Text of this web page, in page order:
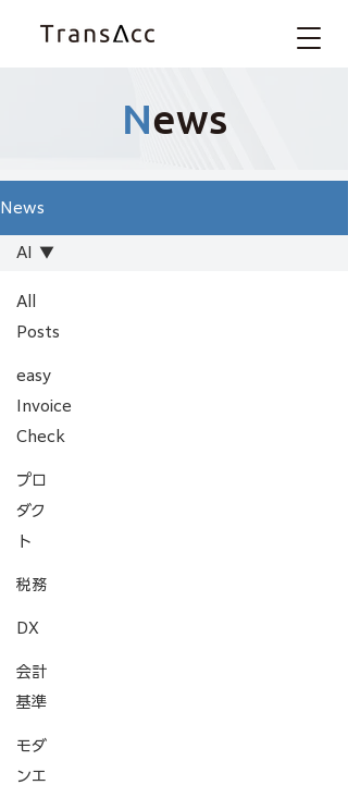
News
News
All
Posts
easy
Invoice
Check
プロ
ダク
ト
税務
DX
会計
基準
モダ
ンエ
AI